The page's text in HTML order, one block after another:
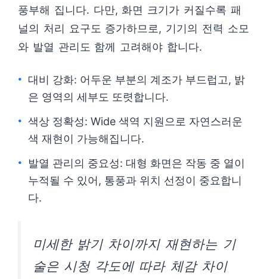
풍부해 집니다. 다만, 화면 크기가 커질수록 패
널의 처리 요구도 증가하므로, 기기의 전력 소모
와 발열 관리도 함께 고려해야 합니다.
대비 강화: 어두운 부분의 계조가 부드럽고, 밝
은 영역의 세부도 또렷합니다.
색상 정확성: Wide 색역 지원으로 자연스러운
색 재현이 가능해집니다.
발열 관리의 중요성: 대형 화면은 작동 중 열이
누적될 수 있어, 통풍과 위치 선정이 중요합니
다.
미세한 밝기 차이까지 재현하는 기
술은 시청 각도에 따라 체감 차이